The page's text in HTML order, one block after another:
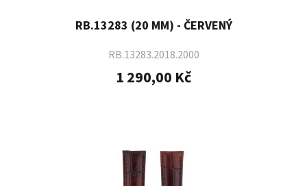
RB.13283 (20 MM) - ČERVENÝ
RB.13283.2018.2000
1 290,00 Kč